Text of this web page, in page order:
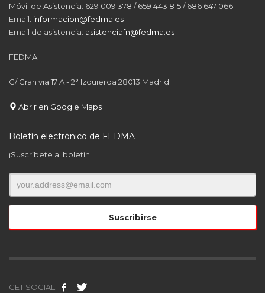
Móvil de Asistencia: 629 009 378 / 659 443 815 / 686 647 066
Email: informacion@fedma.es
Email de asistencia: asistenciafn@fedma.es
FEDMA
C/ Gran via 17 A - 2° Izquierda 28013 Madrid
Abrir en Google Maps
Boletín electrónico de FEDMA
¡Suscríbete al boletín!
GET SOCIAL